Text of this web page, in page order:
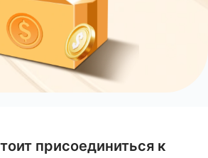
присоединиться к